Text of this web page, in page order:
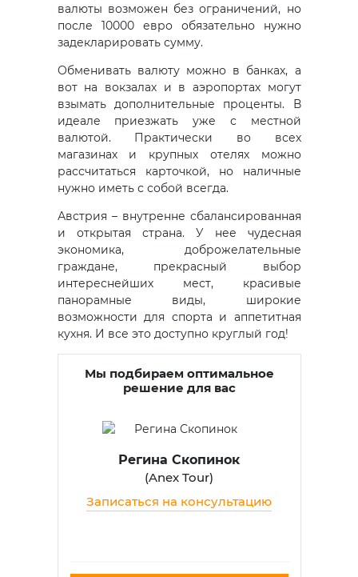
Мы подбираем оптимальное
решение для вас
Регина Скопинок
(Anex Tour)
Записаться на консультацию
валюты возможен без ограничений, но
после 10000 евро обязательно нужно
задекларировать сумму.
Обменивать валюту можно в банках, а
вот на вокзалах и в аэропортах могут
взымать дополнительные проценты. В
идеале приезжать уже с местной
валютой. Практически во всех
магазинах и крупных отелях можно
рассчитаться карточкой, но наличные
нужно иметь с собой всегда.
Австрия – внутренне сбалансированная
и открытая страна. У нее чудесная
экономика, доброжелательные
граждане, прекрасный выбор
интереснейших мест, красивые
панорамные виды, широкие
возможности для спорта и аппетитная
кухня. И все это доступно круглый год!